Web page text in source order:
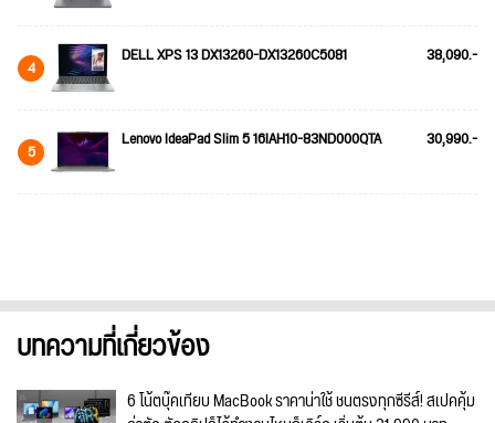
4 DELL XPS 13 DX13260-DX13260C5081 38,090.-
5 Lenovo IdeaPad Slim 5 16IAH10-83ND000QTA 30,990.-
บทความที่เกี่ยวข้อง
6 โน้ตบุ๊คเทียบ MacBook ราคาน่าใช้ ชนตรงทุกซีรีส์! สเปคคุ้ม